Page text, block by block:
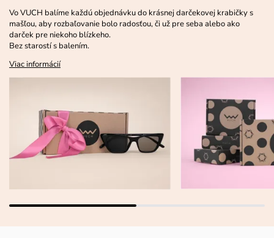
Vo VUCH balíme každú objednávku do krásnej darčekovej krabičky s
mašľou, aby rozbaľovanie bolo radosťou, či už pre seba alebo ako
darček pre niekoho blízkeho.
Bez starostí s balením.
Viac informácií